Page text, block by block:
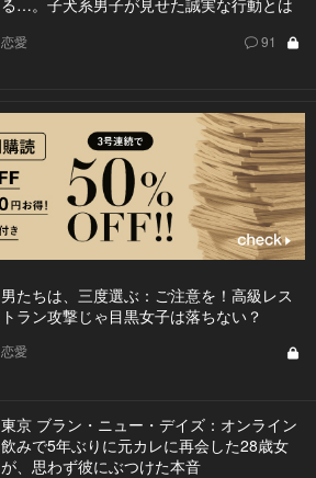
る…。子犬系男子が見せた誠実な行動とは
恋愛 91
男たちは、三度選ぶ：ご注意を！高級レス
トラン攻撃じゃ目黒女子は落ちない？
恋愛
東京 ブラン・ニュー・デイズ：オンライン
飲みで5年ぶりに元カレに再会した28歳女
が、思わず彼にぶつけた本音